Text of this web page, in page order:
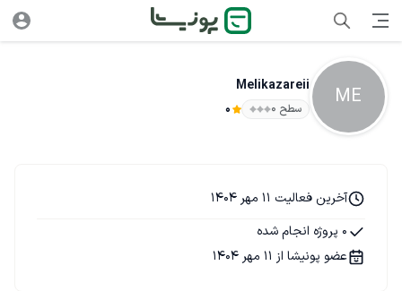
ME
Melikazareii
سطح ۰ 0
آخرین فعالیت 11 مهر 1404
0 پروژه انجام شده
عضو پونیشا از 11 مهر 1404